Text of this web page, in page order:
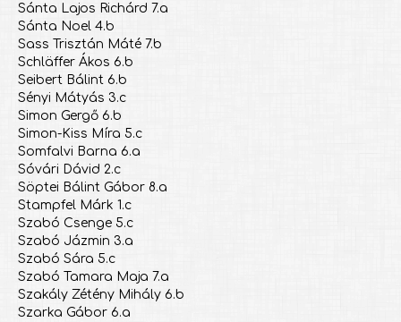
Sánta Lajos Richárd 7.a
Sánta Noel 4.b
Sass Trisztán Máté 7.b
Schläffer Ákos 6.b
Seibert Bálint 6.b
Sényi Mátyás 3.c
Simon Gergő 6.b
Simon-Kiss Míra 5.c
Somfalvi Barna 6.a
Sóvári Dávid 2.c
Söptei Bálint Gábor 8.a
Stampfel Márk 1.c
Szabó Csenge 5.c
Szabó Jázmin 3.a
Szabó Sára 5.c
Szabó Tamara Maja 7.a
Szakály Zétény Mihály 6.b
Szarka Gábor 6.a